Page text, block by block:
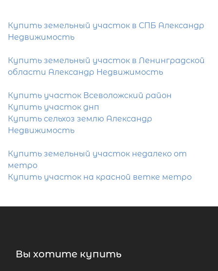
Купить земельный участок в СПБ Александр
Недвижимость
Купить земельный участок в Ленинградской
области Александр Недвижимость
Купить участок Всеволожский район
Купить участок днп
Купить сельхоз землю Александр
Недвижимость
Купить земельный участок недалеко от
метро
Купить участок на красной ветке метро
Вы хотите купить